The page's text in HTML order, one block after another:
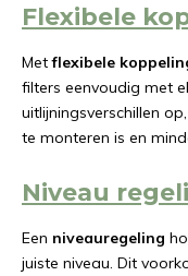
Flexibele
Metflexibele
filters eenvoudig met
uitlijningsverschillen
te monteren is en
Niveau
Een niveauregeling
juiste niveau. Dit